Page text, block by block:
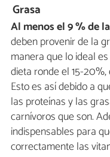
Grasa
Al menos el 9 % de
deben provenir de la
manera que lo ideal
dieta ronde el 15-
Esto es así debido a
las proteínas y las
carnívoros que son.
indispensables para
correctamente las